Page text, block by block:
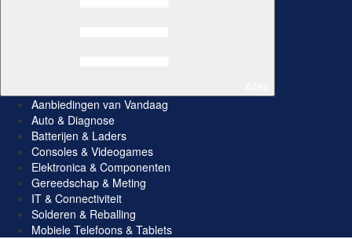
Aanbiedingen van Vandaag
Auto & Diagnose
Batterijen & Laders
Consoles & Videogames
Elektronica & Componenten
Gereedschap & Meting
IT & Connectiviteit
Solderen & Reballing
Mobiele Telefoons & Tablets